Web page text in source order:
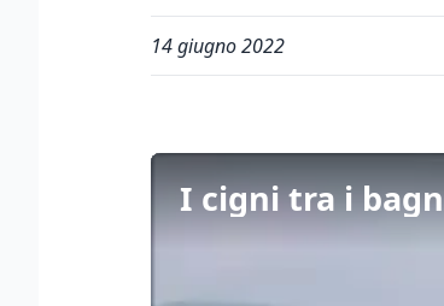
14 giugno 2022
I cigni tra i